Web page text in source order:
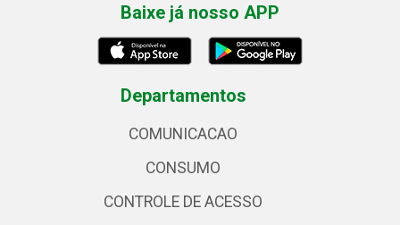
Baixe já nosso APP
Departamentos
COMUNICACAO
CONSUMO
CONTROLE DE ACESSO